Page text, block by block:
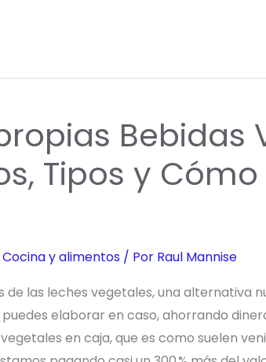
Bebidas
Tipos y Cómo
Cocina y alimentos / Por Raul Mannise
de las leches vegetales, una alternativa
elaborar en caso, ahorrando
en caja, que es como suelen